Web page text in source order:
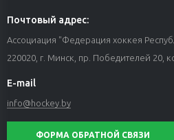
Почтовый адрес:
Ассоциация "Федерация хоккея
220020, г. Минск, пр. Победителей 20,
E-mail
info@hockey.by
ФОРМА ОБРАТНОЙ СВЯЗИ